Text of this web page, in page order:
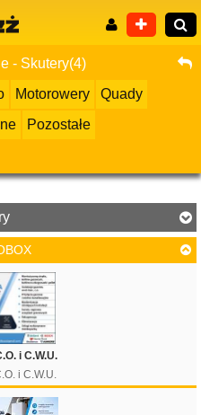
- Skutery(4)
Motorowery
Quady
Pozostałe
i C.W.U.
i C.W.U.